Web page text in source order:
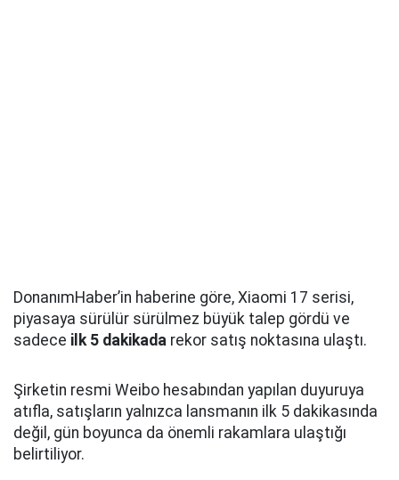
DonanımHaber’in haberine göre, Xiaomi 17 serisi,
piyasaya sürülür sürülmez büyük talep gördü ve
sadece ilk 5 dakikada rekor satış noktasına ulaştı.
Şirketin resmi Weibo hesabından yapılan duyuruya
atıfla, satışların yalnızca lansmanın ilk 5 dakikasında
değil, gün boyunca da önemli rakamlara ulaştığı
belirtiliyor.